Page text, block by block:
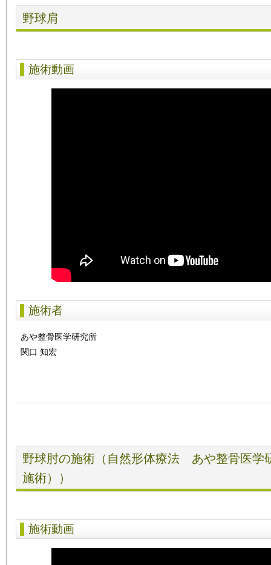
野球肩
施術動画
施術者
あや整骨医学研究所
関口 知宏
野球肘の施術（自然形体療法 あや整骨医学
施術））
施術動画